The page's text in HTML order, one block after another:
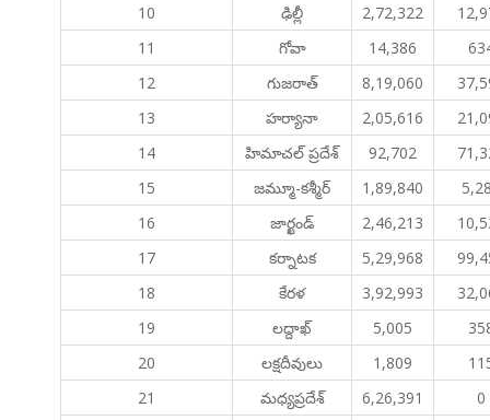
10
ఢిల్లీ 2,72,322
11
గోవా 14,386
12
గుజరాత్ 8,19,060
13
హర్యానా 2,05,616
14
హిమాచల్ ప్రదేశ్ 92,702
15
జమ్మూ-కశ్మీర్ 1,89,840
16
జార్ఖండ్ 2,46,213
17
కర్నాటక 5,29,968
18
కేరళ 3,92,993
19
లద్దాఖ్ 5,005
20
లక్షదీవులు 1,809
21
మధ్యప్రదేశ్ 6,26,391
0